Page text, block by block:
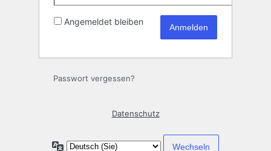
Angemeldet bleiben
Passwort vergessen?
Datenschutz
Sprache